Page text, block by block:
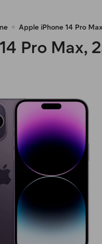
Apple iPhone 14 Pro
Pro Max,